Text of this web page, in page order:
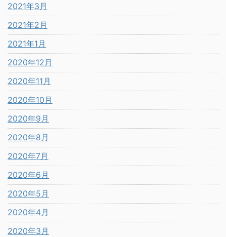
2021年3月
2021年2月
2021年1月
2020年12月
2020年11月
2020年10月
2020年9月
2020年8月
2020年7月
2020年6月
2020年5月
2020年4月
2020年3月